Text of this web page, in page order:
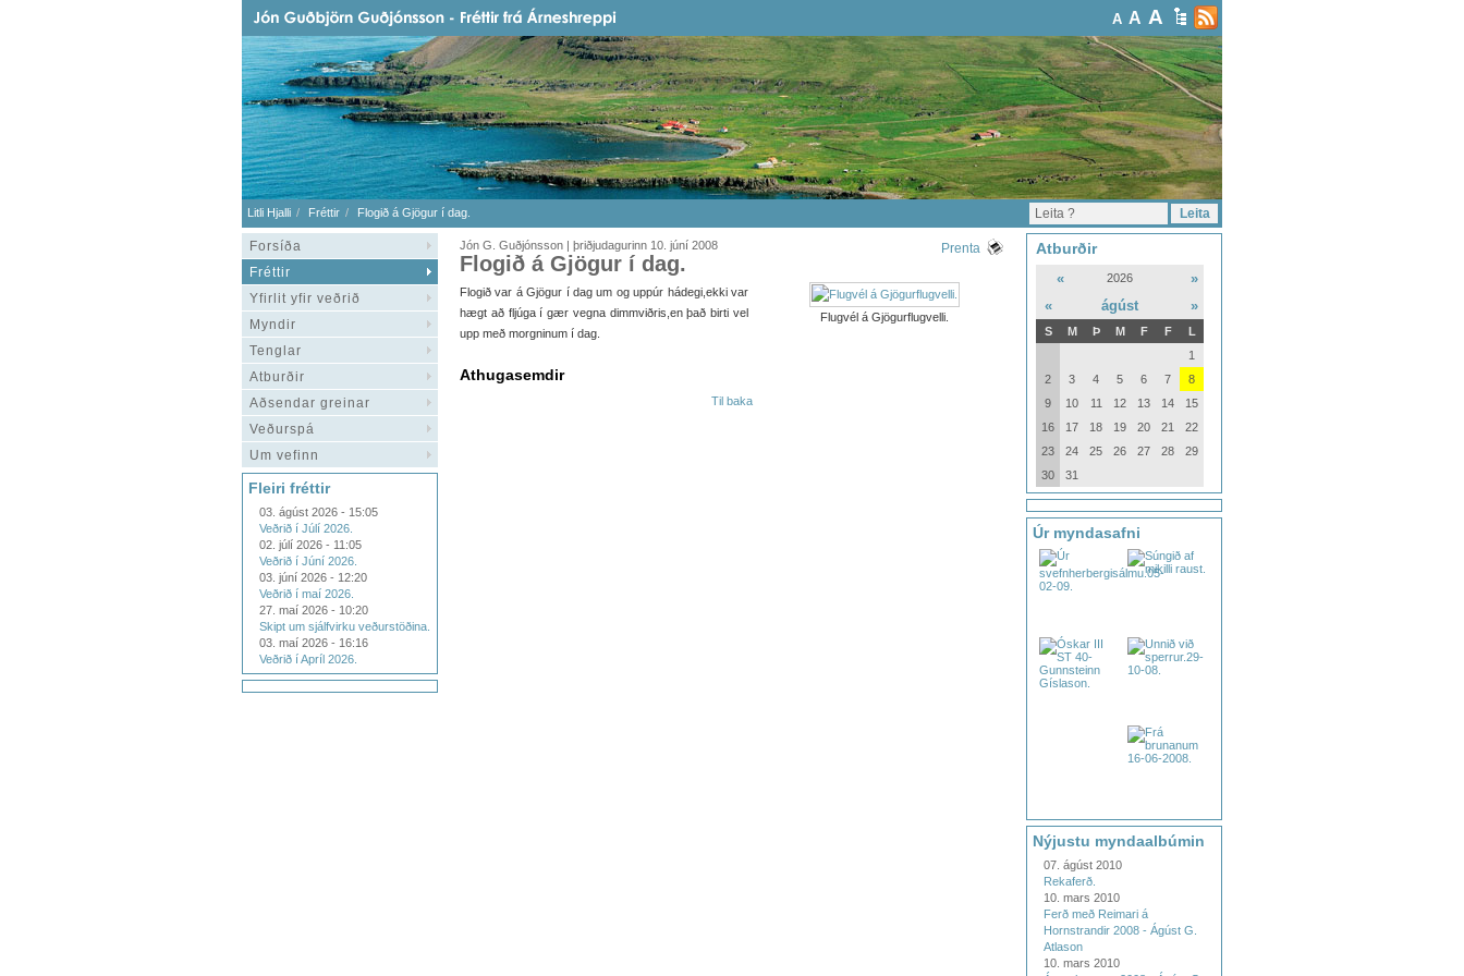
A A A
Litli Hjalli Fréttir Flogið á Gjögur í dag.
Forsíða
Fréttir
Yfirlit yfir veðrið
Myndir
Tenglar
Atburðir
Aðsendar greinar
Veðurspá
Um vefinn
Fleiri fréttir
03. ágúst 2026 - 15:05
Veðrið í Júlí 2026.
02. júlí 2026 - 11:05
Veðrið í Júní 2026.
03. júní 2026 - 12:20
Veðrið í maí 2026.
27. maí 2026 - 10:20
Skipt um sjálfvirku veðurstöðina.
03. maí 2026 - 16:16
Veðrið í Apríl 2026.
Jón G. Guðjónsson | þriðjudagurinn 10. júní 2008 Prenta
Flogið á Gjögur í dag.
Flugvél á Gjögurflugvelli.
Flogið var á Gjögur í dag um og uppúr hádegi,ekki var
hægt að fljúga í gær vegna dimmviðris,en það birti vel
upp með morgninum í dag.
Athugasemdir
Til baka
Atburðir
« 2026
»
«
ágúst »
S M Þ M F F
L
1
2
3 4 5 6 7
8
9
10 11 12 13 14
15
16
17 18 19 20 21
22
23
24 25 26 27 28
29
30
31
Úr myndasafni
Nýjustu myndaalbúmin
07. ágúst 2010
Rekaferð.
10. mars 2010
Ferð með Reimari á
Hornstrandir 2008 - Ágúst G.
Atlason
10. mars 2010